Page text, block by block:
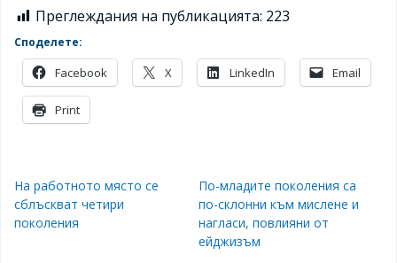
Преглеждания на публикацията: 223
Споделете:
Facebook X LinkedIn Email
Print
На работното място се
сблъскват четири
поколения
По-младите поколения са
по-склонни към мислене и
нагласи, повлияни от
ейджизъм